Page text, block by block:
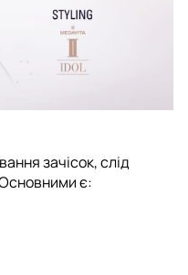
зачісок, слід
Основними є: